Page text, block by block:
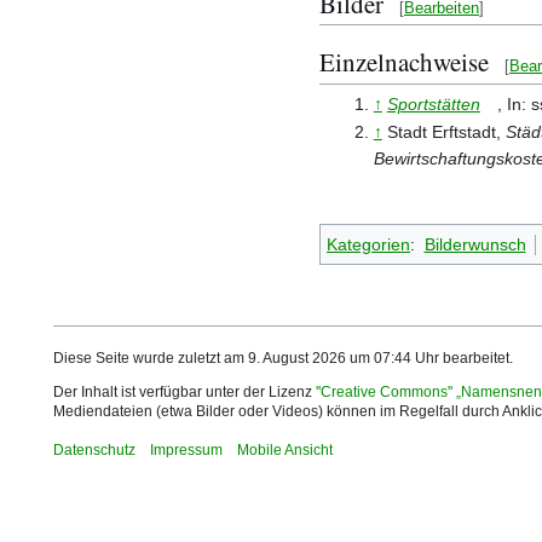
[Bearbeiten]
Einzelnachweise [
↑ Sportstätten
, In:
↑ Stadt Erftstadt,
Kategorien: Bilderwunsch
Diese Seite wurde zuletzt am 9. August 2026 um 07:44 Uhr bearbeitet.
Der Inhalt ist verfügbar unter der Lizenz ''Creative Commons''
Mediendateien (etwa Bilder oder Videos) können im Regelfall durch
Datenschutz Impressum Mobile Ansicht